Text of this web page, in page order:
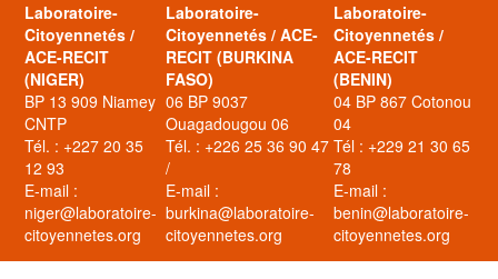
Laboratoire-
Citoyennetés /
ACE-RECIT
(NIGER)
BP 13 909 Niamey
CNTP
Tél. : +227 20 35
12 93
E-mail :
niger@laboratoire-
citoyennetes.org
Laboratoire-
Citoyennetés / ACE-
RECIT (BURKINA
FASO)
06 BP 9037
Ouagadougou 06
Tél. : +226 25 36 90 47
/
E-mail :
burkina@laboratoire-
citoyennetes.org
Laboratoire-
Citoyennetés /
ACE-RECIT
(BENIN)
04 BP 867 Cotonou
04
Tél : +229 21 30 65
78
E-mail :
benin@laboratoire-
citoyennetes.org